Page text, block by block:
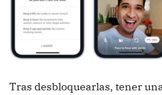
Tras desbloquearlas, tener